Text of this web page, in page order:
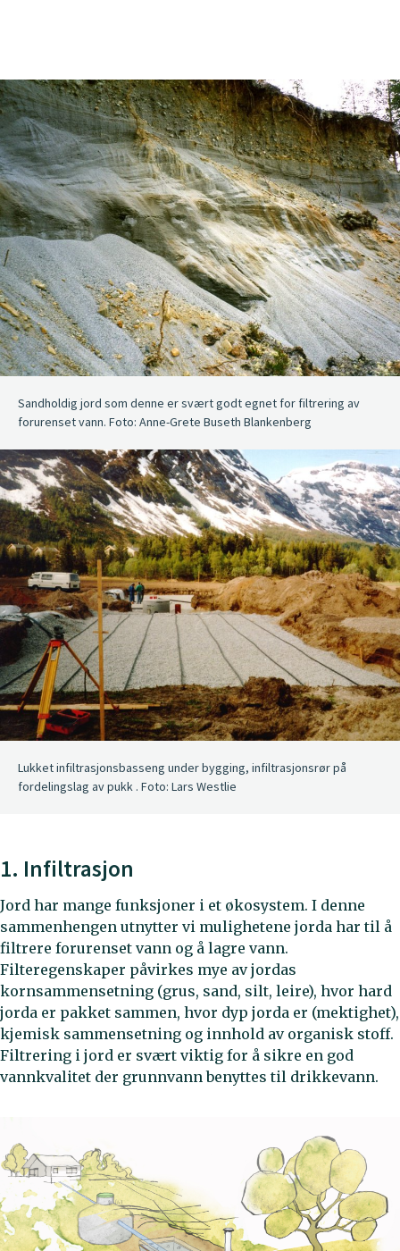
Sandholdig jord som denne er svært godt egnet for filtrering av
forurenset vann. Foto: Anne-Grete Buseth Blankenberg
Lukket infiltrasjonsbasseng under bygging, infiltrasjonsrør på
fordelingslag av pukk . Foto: Lars Westlie
1. Infiltrasjon
Jord har mange funksjoner i et økosystem. I denne
sammenhengen utnytter vi mulighetene jorda har til å
filtrere forurenset vann og å lagre vann.
Filteregenskaper påvirkes mye av jordas
kornsammensetning (grus, sand, silt, leire), hvor hard
jorda er pakket sammen, hvor dyp jorda er (mektighet),
kjemisk sammensetning og innhold av organisk stoff.
Filtrering i jord er svært viktig for å sikre en god
vannkvalitet der grunnvann benyttes til drikkevann.